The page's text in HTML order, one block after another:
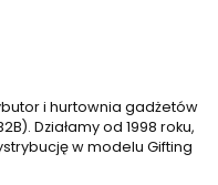
i hurtownia gadżetów
Działamy od 1998 roku,
w modelu Gifting